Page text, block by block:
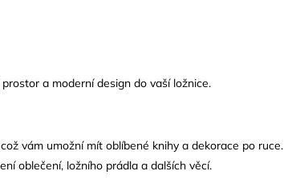
a moderní design do vaší ložnice.
vám umožní mít oblíbené knihy a dekorace po ruce.
oblečení, ložního prádla a dalších věcí.